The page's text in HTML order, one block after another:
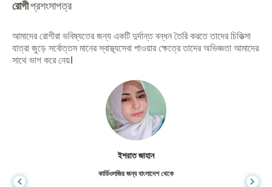
রোগীপ্রশংসাপত্র
আমাদের রোগীরা ভবিষ্যতের জন্য একটি দুর্দান্ত বন্ধন তৈরি করতে তাদের চিকিত্সা
যাত্রা জুড়ে সর্বোত্তম মানের স্বাস্থ্যসেবা পাওয়ার ক্ষেত্রে তাদের অভিজ্ঞতা আমাদের
সাথে ভাগ করে নেয়।
ইশরাত জাহান
কার্ডিওলজির জন্য বাংলাদেশ থেকে